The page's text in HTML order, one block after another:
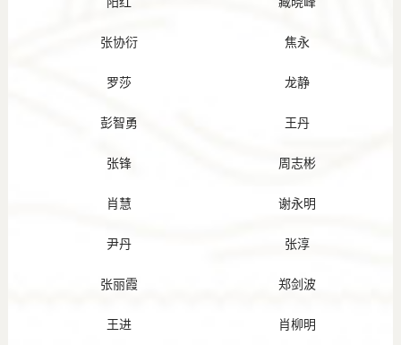
张协衍 焦永
罗莎 龙静
彭智勇 王丹
张锋 周志彬
肖慧 谢永明
尹丹 张淳
张丽霞 郑剑波
王进 肖柳明